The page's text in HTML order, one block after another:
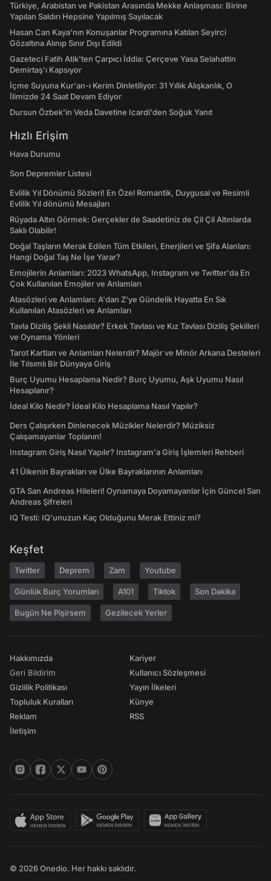
Türkiye, Arabistan ve Pakistan Arasında Mekke Anlaşması: Birine
Yapılan Saldırı Hepsine Yapılmış Sayılacak
Hasan Can Kaya’nın Konuşanlar Programına Katılan Seyirci
Gözaltına Alınıp Sınır Dışı Edildi
Gazeteci Fatih Atik'ten Çarpıcı İddia: Çerçeve Yasa Selahattin
Demirtaş'ı Kapsıyor
İçme Suyuna Kur'an-ı Kerim Dinletiliyor: 31 Yıllık Alışkanlık, O
İlimizde 24 Saat Devam Ediyor
Dursun Özbek'in Veda Davetine Icardi'den Soğuk Yanıt
Hızlı Erişim
Hava Durumu
Son Depremler Listesi
Evlilik Yıl Dönümü Sözleri! En Özel Romantik, Duygusal ve Resimli
Evlilik Yıl dönümü Mesajları
Rüyada Altın Görmek: Gerçekler de Saadetiniz de Çil Çil Altınlarda
Saklı Olabilir!
Doğal Taşların Merak Edilen Tüm Etkileri, Enerjileri ve Şifa Alanları:
Hangi Doğal Taş Ne İşe Yarar?
Emojilerin Anlamları: 2023 WhatsApp, Instagram ve Twitter'da En
Çok Kullanılan Emojiler ve Anlamları
Atasözleri ve Anlamları: A'dan Z'ye Gündelik Hayatta En Sık
Kullanılan Atasözleri ve Anlamları
Tavla Diziliş Şekli Nasıldır? Erkek Tavlası ve Kız Tavlası Diziliş Şekilleri
ve Oynama Yönleri
Tarot Kartları ve Anlamları Nelerdir? Majör ve Minör Arkana Desteleri
İle Tılsımlı Bir Dünyaya Giriş
Burç Uyumu Hesaplama Nedir? Burç Uyumu, Aşk Uyumu Nasıl
Hesaplanır?
İdeal Kilo Nedir? İdeal Kilo Hesaplama Nasıl Yapılır?
Ders Çalışırken Dinlenecek Müzikler Nelerdir? Müziksiz
Çalışamayanlar Toplanın!
Instagram Giriş Nasıl Yapılır? Instagram'a Giriş İşlemleri Rehberi
41 Ülkenin Bayrakları ve Ülke Bayraklarının Anlamları
GTA San Andreas Hileleri! Oynamaya Doyamayanlar İçin Güncel San
Andreas Şifreleri
IQ Testi: IQ'unuzun Kaç Olduğunu Merak Ettiniz mi?
Keşfet
Twitter Deprem Zam Youtube
Günlük Burç Yorumları A101 Tiktok Son Dakika
Bugün Ne Pişirsem Gezilecek Yerler
Hakkımızda
Geri Bildirim
Gizlilik Politikası
Topluluk Kuralları
Reklam
İletişim
Kariyer
Kullanıcı Sözleşmesi
Yayın İlkeleri
Künye
RSS
© 2026 Onedio. Her hakkı saklıdır.